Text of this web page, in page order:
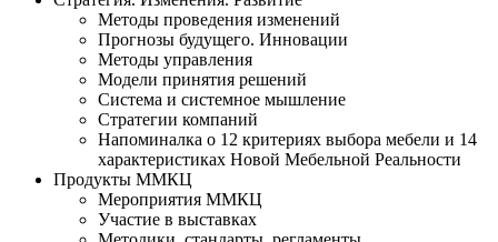
Методы проведения изменений
Прогнозы будущего. Инновации
Методы управления
Модели принятия решений
Система и системное мышление
Стратегии компаний
Напоминалка о 12 критериях выбора мебели и 14
характеристиках Новой Мебельной Реальности
Продукты ММКЦ
Мероприятия ММКЦ
Участие в выставках